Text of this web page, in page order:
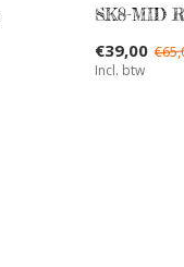
SK8-MID
€39,00
Incl. btw